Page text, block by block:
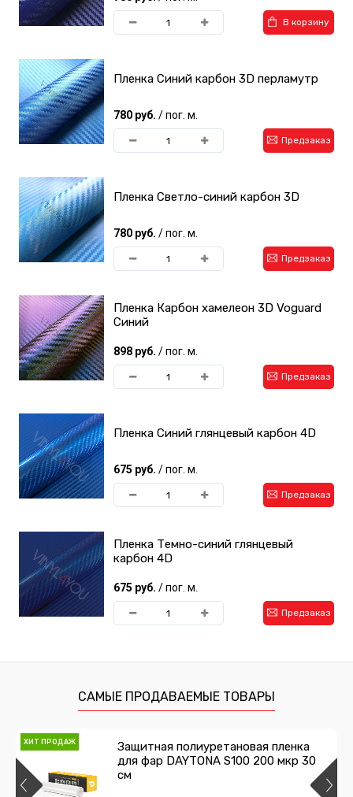
В корзину
Пленка Синий карбон 3D перламутр
780 руб. / пог. м.
Предзаказ
Пленка Светло-синий карбон 3D
780 руб. / пог. м.
Предзаказ
Пленка Карбон хамелеон 3D Voguard
Синий
898 руб. / пог. м.
Предзаказ
Пленка Синий глянцевый карбон 4D
675 руб. / пог. м.
Предзаказ
Пленка Темно-синий глянцевый
карбон 4D
675 руб. / пог. м.
Предзаказ
САМЫЕ ПРОДАВАЕМЫЕ ТОВАРЫ
ХИТ ПРОДАЖ
Защитная полиуретановая пленка
для фар DAYTONA S100 200 мкр 30
см